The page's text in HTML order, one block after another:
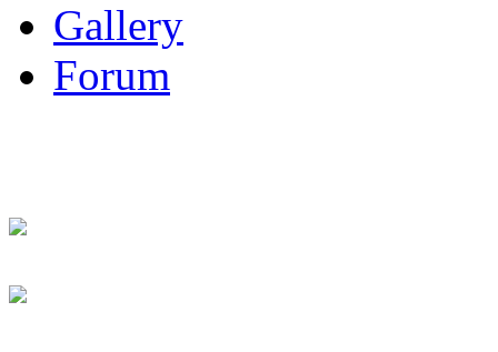
Gallery
Forum